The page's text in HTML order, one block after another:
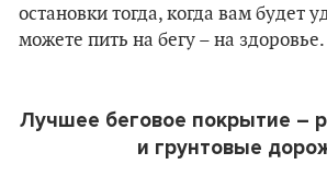
остановки тогда, когда вам будет
можете пить на бегу – на здоровье.
Лучшее беговое покрытие –
и грунтовые